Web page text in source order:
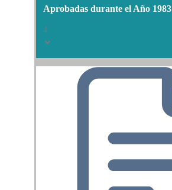
Aprobadas durante el Año 1983
4